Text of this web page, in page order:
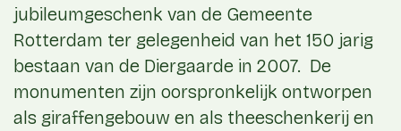
jubileumgeschenk van de Gemeente
Rotterdam ter gelegenheid van het 150 jarig
bestaan van de Diergaarde in 2007. De
monumenten zijn oorspronkelijk ontworpen
als giraffengebouw en als theeschenkerij en